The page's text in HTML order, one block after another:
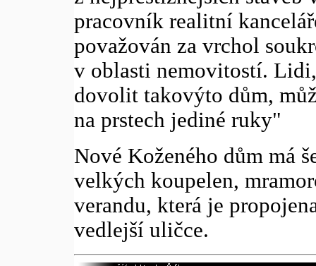
pracovník realitní
považován za vrchol
v oblasti nemovitostí.
dovolit takovýto dům,
na prstech jediné ruky"
Nové Koženého dům má
velkých koupelen,
verandu, která je
vedlejší uličce.